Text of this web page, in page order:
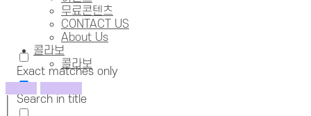
Exact matches only
Search in title
무료콘텐츠
CONTACT US
About Us
콜라보
콜라보